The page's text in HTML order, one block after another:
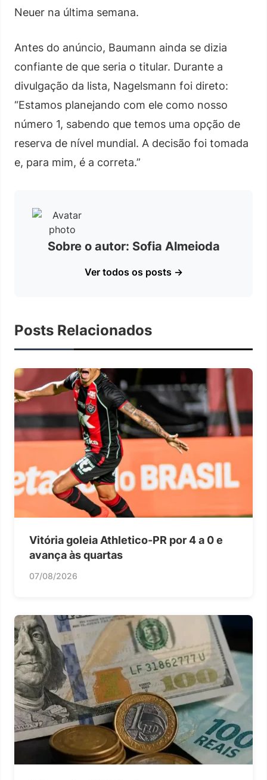
Neuer na última semana.
Antes do anúncio, Baumann ainda se dizia
confiante de que seria o titular. Durante a
divulgação da lista, Nagelsmann foi direto:
“Estamos planejando com ele como nosso
número 1, sabendo que temos uma opção de
reserva de nível mundial. A decisão foi tomada
e, para mim, é a correta.”
Sobre o autor: Sofia Almeioda
Ver todos os posts →
Posts Relacionados
Vitória goleia Athletico-PR por 4 a 0 e
avança às quartas
07/08/2026